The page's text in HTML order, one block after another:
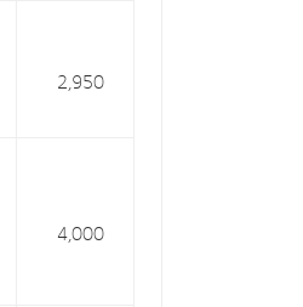
2,950
4,000